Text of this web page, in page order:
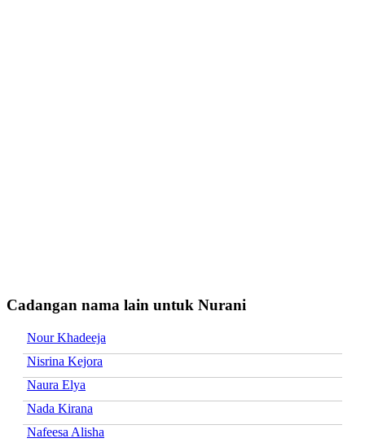
Cadangan nama lain untuk Nurani
Nour Khadeeja
Nisrina Kejora
Naura Elya
Nada Kirana
Nafeesa Alisha